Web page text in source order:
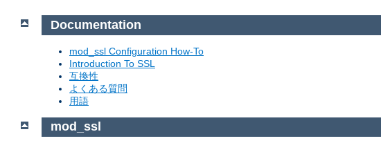
Documentation
mod_ssl Configuration How-To
Introduction To SSL
互換性
よくある質問
用語
mod_ssl